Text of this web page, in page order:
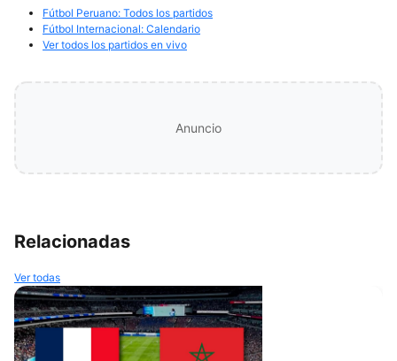
Fútbol Peruano: Todos los partidos
Fútbol Internacional: Calendario
Ver todos los partidos en vivo
Anuncio
Relacionadas
Ver todas